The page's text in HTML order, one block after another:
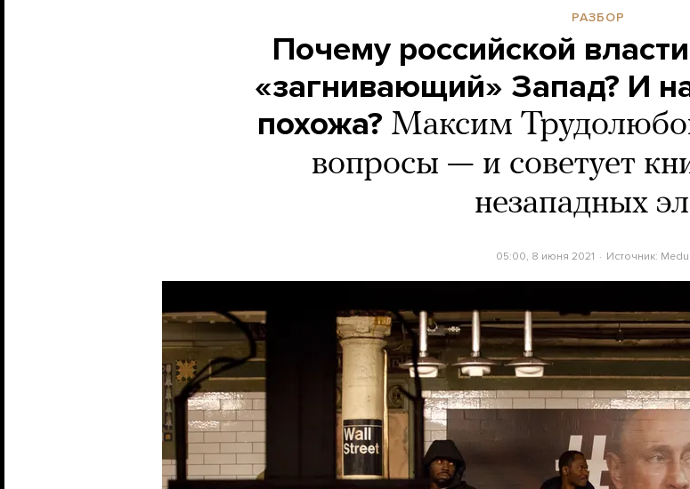
РАЗБОР
Почему российской
«загнивающий» Запад? И
похожа? Максим
вопросы — и советует
незападных
05:00, 8 июня 2021 Источник: